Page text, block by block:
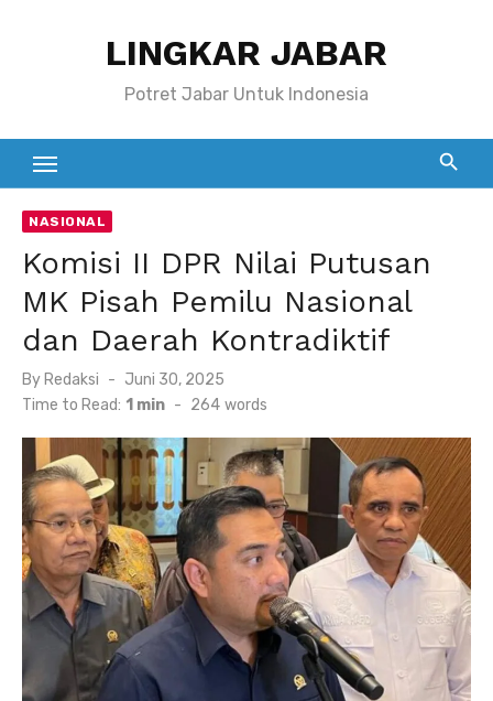
LINGKAR JABAR
Potret Jabar Untuk Indonesia
NASIONAL
Komisi II DPR Nilai Putusan
MK Pisah Pemilu Nasional
dan Daerah Kontradiktif
By Redaksi
Posted
on
Juni 30, 2025
Time to Read: 1 min - 264 words